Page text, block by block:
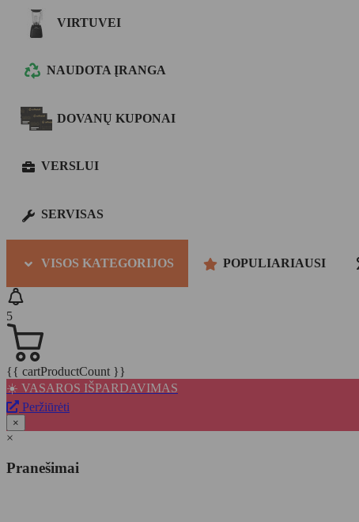
VIRTUVEI
NAUDOTA ĮRANGA
DOVANŲ KUPONAI
VERSLUI
SERVISAS
VISOS KATEGORIJOS POPULIARIAUSI
5
{{ cartProductCount }}
☀️ VASAROS IŠPARDAVIMAS
Peržiūrėti
×
×
Pranešimai